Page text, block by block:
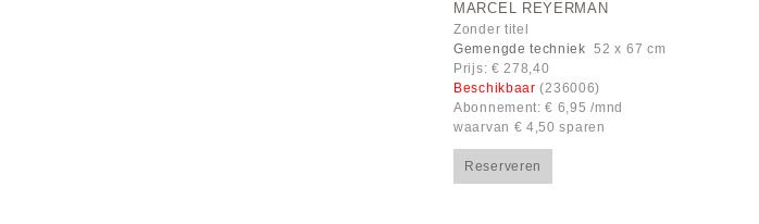
MARCEL REYERMAN
Zonder titel
Gemengde techniek 52 x 67 cm
Prijs: € 278,40
Beschikbaar(236006)
Abonnement: € 6,95 /mnd
waarvan € 4,50 sparen
Reserveren